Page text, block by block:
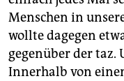
Menschen in
wollte dagegen
gegenüber der
Innerhalb von